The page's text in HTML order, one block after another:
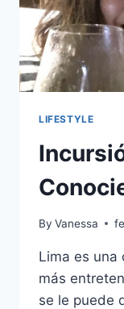
TU
LIFESTYLE
By Vanessa
Lima es una
más
se le puede